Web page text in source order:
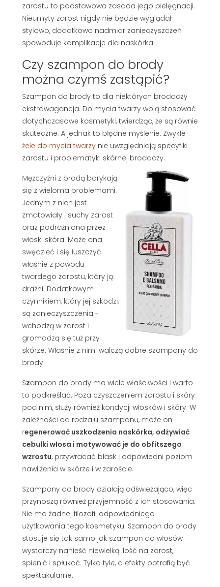
zarostu to podstawowa zasada jego pielęgnacji.
Nieumyty zarost nigdy nie będzie wyglądał
stylowo, dodatkowo nadmiar zanieczyszczeń
spowoduje komplikacje dla naskórka.
Czy szampon do brody
można czymś zastąpić?
Szampon do brody to dla niektórych brodaczy
ekstrawagancja. Do mycia twarzy wolą stosować
dotychczasowe kosmetyki, twierdząc, że są równie
skuteczne. A jednak to błędne myślenie. Zwykłe
żele do mycia twarzy nie uwzględniają specyfiki
zarostu i problematyki skórnej brodaczy.
Mężczyźni z brodą borykają
się z wieloma problemami.
Jednym z nich jest
zmatowiały i suchy zarost
oraz podrażniona przez
włoski skóra. Może ona
swędzieć i się łuszczyć
właśnie z powodu
twardego zarostu, który ją
drażni. Dodatkowym
czynnikiem, który jej szkodzi,
są zanieczyszczenia -
wchodzą w zarost i
gromadzą się tuż przy
skórze. Właśnie z nimi walczą dobre szampony do
brody.
Szampon do brody ma wiele właściwości i warto
to podkreślać. Poza czyszczeniem zarostu i skóry
pod nim, służy również kondycji włosków i skóry. W
zależności od rodzaju szamponu, może on
regenerować uszkodzenia naskórka, odżywiać
cebulki włosa i motywować je do obfitszego
wzrostu, przywracać blask i odpowiedni poziom
nawilżenia w skórze i w zaroście.
Szampony do brody działają odświeżająco, więc
przynoszą również przyjemność z ich stosowania.
Nie ma żadnej filozofii odpowiedniego
użytkowania tego kosmetyku. Szampon do brody
stosuje się tak samo jak szampon do włosów –
wystarczy nanieść niewielką ilość na zarost,
spienić i spłukać. Tylko tyle, a efekty potrafią być
spektakularne.